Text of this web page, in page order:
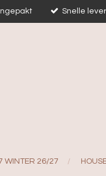
Snelle
WINTER 26/27